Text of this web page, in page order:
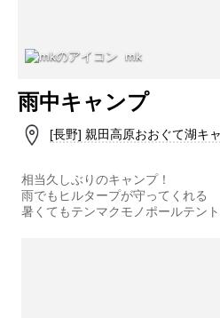
mk
雨中キャンプ
[長野] 親田高原おおぐて湖キ
相当久しぶりのキャンプ！
雨でもヒルタープが守ってくれる
暑くてもテンマクモノポールテン